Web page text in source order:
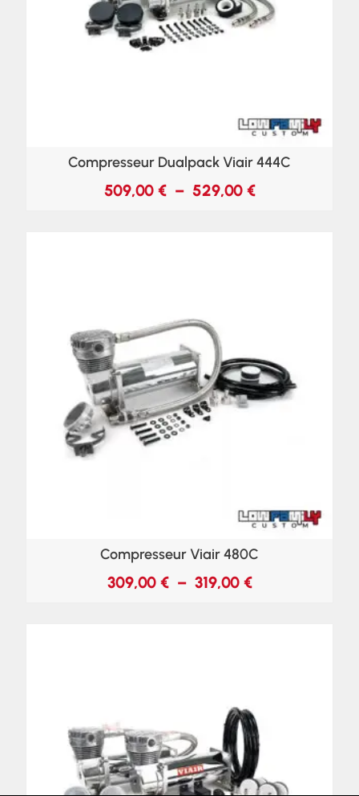
Compresseur Dualpack Viair 444C
509,00 € – 529,00 €
Compresseur Viair 480C
309,00 € – 319,00 €